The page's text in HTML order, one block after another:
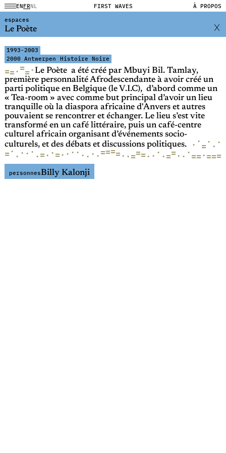
ENFRNL FIRST WAVES
À PROPOS
espaces
Le Poète
personnesBilly Kalonji
1993-2003
2000 Antwerpen
Histoire Noire
==·==·Le Poète a été créé par Mbuyi Bil. Tamlay,
première personnalité Afrodescendante à avoir créé un
parti politique en Belgique (le V.I.C), d’abord comme un
« Tea-room » avec comme but principal d’avoir un lieu
tranquille où la diaspora africaine d'Anvers et autres
pouvaient se rencontrer et échanger. Le lieu s’est vite
transformé en un café littéraire, puis un café-centre
culturel africain organisant d’événements socio-
culturels, et des débats et discussions politiques.
· ·=· · ·
=· · · · · ·=· ·=· · · · · · · ·====· ·===· · · ·==· · ·==·===